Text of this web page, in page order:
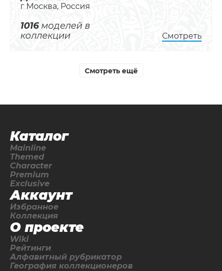
г Москва, Россия
1016моделей в
коллекции
Смотреть
Смотреть ещё
Каталог
Mainline
Themed
Character
Premium
Exclusive
Аккаунт
Избранное
Коллекция
О проекте
Wiki
Рейтинги
Алфавитный рубрикатор
География коллекционеров